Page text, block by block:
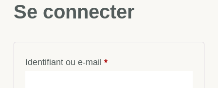
Se connecter
Identifiant ou e-mail *